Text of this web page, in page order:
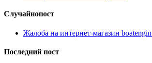
Случайнопост
Жалоба на интернет-магазин
Последний пост